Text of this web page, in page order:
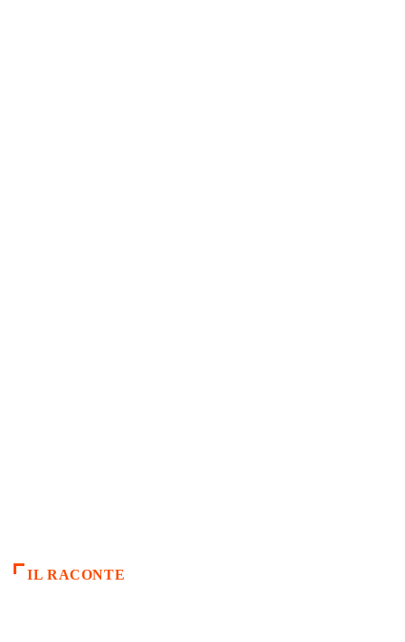
IL RACONTE